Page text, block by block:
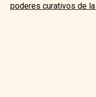
poderes curativos de